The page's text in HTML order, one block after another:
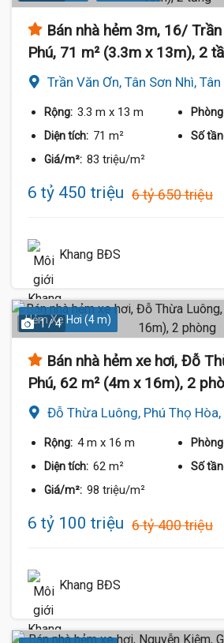
Bán nhà hẻm 3m, 16/ Trần
Phú, 71 m² (3.3m x 13m), 2
Trần Văn Ơn, Tân Sơn Nhì, Tân
Rộng: 3.3 m x 13 m
Diện tích: 71 m² Số
Giá/m²: 83 triệu/m²
6 tỷ 450 triệu 6 tỷ 650 triệu
Khang BĐS
Hẻm Xe Hơi (4 m)
1 / 4
Bán nhà hẻm xe hơi, Đỗ
Phú, 62 m² (4m x 16m), 2
Đỗ Thừa Luông, Phú Thọ Hòa,
Rộng: 4 m x 16 m
Diện tích: 62 m² Số
Giá/m²: 98 triệu/m²
6 tỷ 100 triệu 6 tỷ 400 triệu
Khang BĐS